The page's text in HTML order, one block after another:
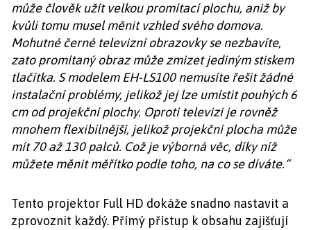
může člověk užít velkou promítací plochu, aniž by
kvůli tomu musel měnit vzhled svého domova.
Mohutné černé televizní obrazovky se nezbavíte,
zato promítaný obraz může zmizet jediným stiskem
tlačítka. S modelem EH-LS100 nemusíte řešit žádné
instalační problémy, jelikož jej lze umístit pouhých 6
cm od projekční plochy. Oproti televizi je rovněž
mnohem flexibilnější, jelikož projekční plocha může
mít 70 až 130 palců. Což je výborná věc, díky níž
můžete měnit měřítko podle toho, na co se díváte.“
Tento projektor Full HD dokáže snadno nastavit a
zprovoznit každý. Přímý přístup k obsahu zajišťují